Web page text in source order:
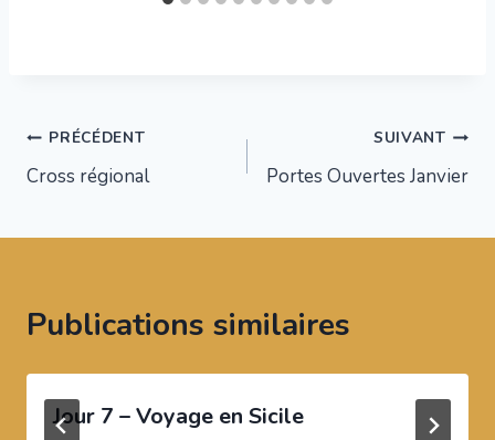
Navigation
de
l’article
PRÉCÉDENT
Cross régional
SUIVANT
Portes Ouvertes Janvier
Publications similaires
Jour 7 – Voyage en Sicile